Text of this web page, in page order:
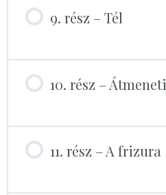
9. rész – Tél
10. rész –
11. rész – A frizura